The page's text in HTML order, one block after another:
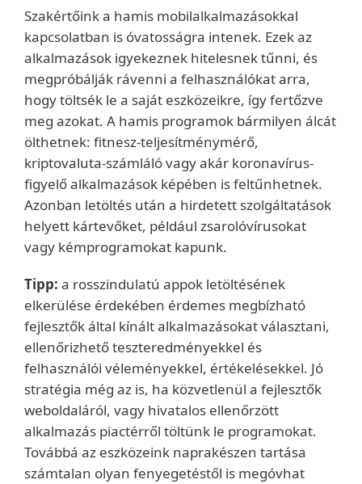
Szakértőink a hamis mobilalkalmazásokkal
kapcsolatban is óvatosságra intenek. Ezek az
alkalmazások igyekeznek hitelesnek tűnni, és
megpróbálják rávenni a felhasználókat arra,
hogy töltsék le a saját eszközeikre, így fertőzve
meg azokat. A hamis programok bármilyen álcát
ölthetnek: fitnesz-teljesítménymérő,
kriptovaluta-számláló vagy akár koronavírus-
figyelő alkalmazások képében is feltűnhetnek.
Azonban letöltés után a hirdetett szolgáltatások
helyett kártevőket, például zsarolóvírusokat
vagy kémprogramokat kapunk.
Tipp: a rosszindulatú appok letöltésének
elkerülése érdekében érdemes megbízható
fejlesztők által kínált alkalmazásokat választani,
ellenőrizhető teszteredményekkel és
felhasználói véleményekkel, értékelésekkel. Jó
stratégia még az is, ha közvetlenül a fejlesztők
weboldaláról, vagy hivatalos ellenőrzött
alkalmazás piactérről töltünk le programokat.
Továbbá az eszközeink naprakészen tartása
számtalan olyan fenyegetéstől is megóvhat